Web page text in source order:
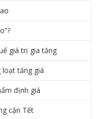
giá trị gia tăng
loạt tăng giá
định giá
cận Tết